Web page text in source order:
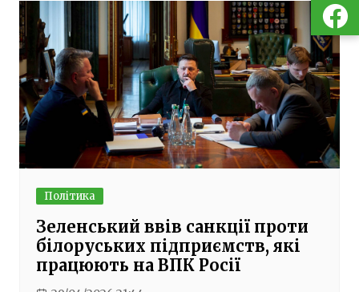
Політика
Зеленський ввів санкції проти
білоруських підприємств, які
працюють на ВПК Росії